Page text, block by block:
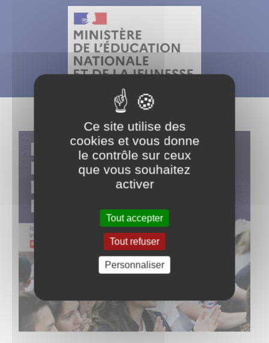
Ce site utilise des
cookies et vous donne
le contrôle sur ceux
que vous souhaitez
activer
Tout accepter
Tout refuser
Personnaliser